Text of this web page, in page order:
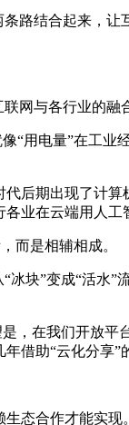
结合起来，让
网与各行业的融
用电量”在工业
期出现了计算
业在云端用人工
而是相辅相成。
块”变成“活水”
在我们开放平
借助“云化分享”
态合作才能实现。